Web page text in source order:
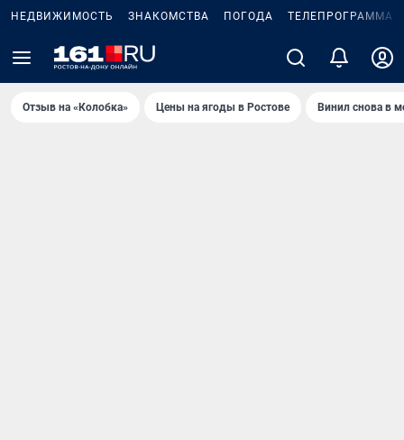
НЕДВИЖИМОСТЬ ЗНАКОМСТВА ПОГОДА ТЕЛЕПРОГРАММА
Отзыв на «Колобка» Цены на ягоды в Ростове Винил снова в